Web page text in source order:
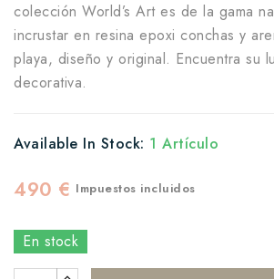
colección World’s Art es de la gama
incrustar en resina epoxi conchas y
playa, diseño y original. Encuentra su
decorativa.
Available In Stock: 1 Artículo
490 € Impuestos incluidos
En stock